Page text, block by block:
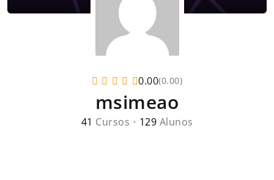
0.00(0.00)
msimeao
41 Cursos • 129 Alunos